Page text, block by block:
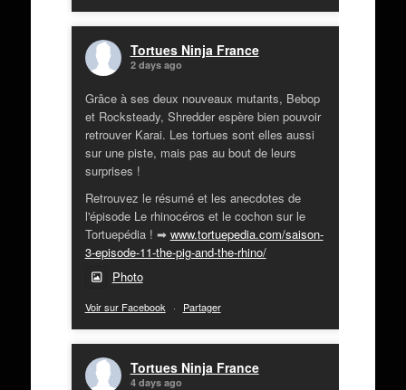
Tortues Ninja France
2 days ago
Grâce à ses deux nouveaux mutants, Bebop
et Rocksteady, Shredder espère bien pouvoir
retrouver Karai. Les tortues sont elles aussi
sur une piste, mais pas au bout de leurs
surprises !
Retrouvez le résumé et les anecdotes de
l'épisode Le rhinocéros et le cochon sur le
Tortuepédia ! ➡ www.tortuepedia.com/saison-
3-episode-11-the-pig-and-the-rhino/
Photo
Voir sur Facebook · Partager
Tortues Ninja France
4 days ago